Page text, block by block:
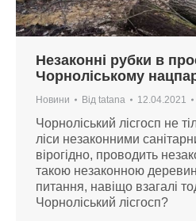
Незаконні рубки в
Чорноліському
Новини Від tatana 12.04.2021
Чорноліський лісгосп не
ліси незаконними
вірогідно, проводить
такою незаконною
питання, навіщо взагалі
Чорноліський лісгосп?